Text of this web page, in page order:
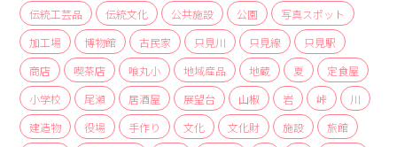
伝統工芸品
伝統文化 公共施設 公園
写真スポット
加工場
博物館 古民家 只見川 只見線
只見駅
商店
喫茶店 喰丸小 地域産品 地蔵 夏
定食屋
小学校
尾瀬 居酒屋 展望台 山椒 岩 峠
川
建造物
役場 手作り 文化 文化財 施設
旅館